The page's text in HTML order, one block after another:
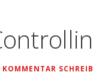
KOMMENTAR